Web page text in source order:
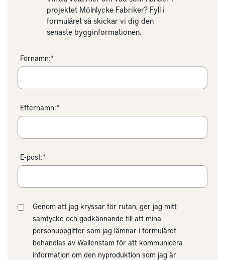
projektet Mölnlycke Fabriker? Fyll i
formuläret så skickar vi dig den
senaste bygginformationen.
Förnamn:*
Efternamn:*
E-post:*
Genom att jag kryssar för rutan, ger jag mitt
samtycke och godkännande till att mina
personuppgifter som jag lämnar i formuläret
behandlas av Wallenstam för att kommunicera
information om den nyproduktion som jag är